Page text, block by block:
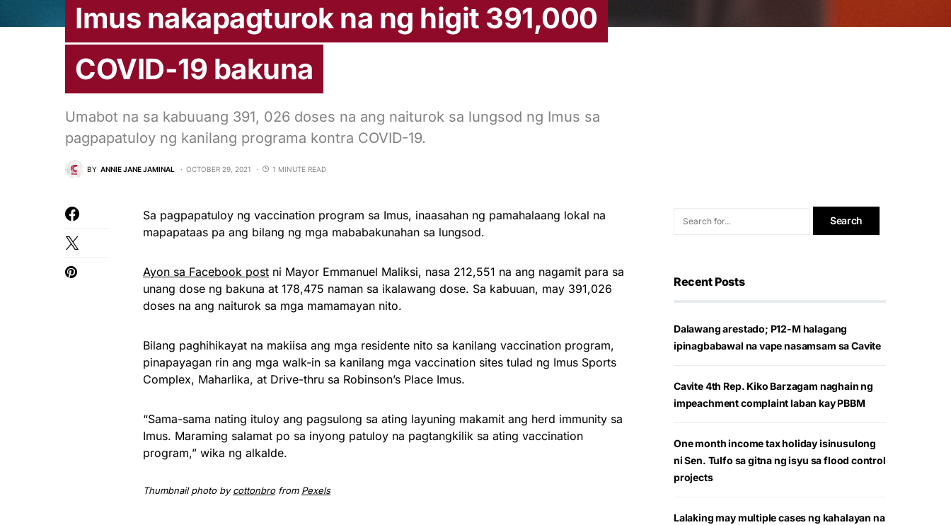
Imus nakapagturok na ng higit 391,000
COVID-19 bakuna
Umabot na sa kabuuang 391, 026 doses na ang naiturok sa lungsod ng Imus sa
pagpapatuloy ng kanilang programa kontra COVID-19.
BY ANNIE JANE JAMINAL OCTOBER 29, 2021 1 MINUTE READ
Sa pagpapatuloy ng vaccination program sa Imus, inaasahan ng pamahalaang lokal na
mapapataas pa ang bilang ng mga mababakunahan sa lungsod.
Ayon sa Facebook post ni Mayor Emmanuel Maliksi, nasa 212,551 na ang nagamit para sa
unang dose ng bakuna at 178,475 naman sa ikalawang dose. Sa kabuuan, may 391,026
doses na ang naiturok sa mga mamamayan nito.
Bilang paghihikayat na makiisa ang mga residente nito sa kanilang vaccination program,
pinapayagan rin ang mga walk-in sa kanilang mga vaccination sites tulad ng Imus Sports
Complex, Maharlika, at Drive-thru sa Robinson’s Place Imus.
“Sama-sama nating ituloy ang pagsulong sa ating layuning makamit ang herd immunity sa
Imus. Maraming salamat po sa inyong patuloy na pagtangkilik sa ating vaccination
program,” wika ng alkalde.
Thumbnail photo bycottonbrofrom Pexels
Recent Posts
Dalawang arestado; P12-M halagang
ipinagbabawal na vape nasamsam sa Cavite
Cavite 4th Rep. Kiko Barzagam naghain ng
impeachment complaint laban kay PBBM
One month income tax holiday isinusulong
ni Sen. Tulfo sa gitna ng isyu sa flood control
projects
Lalaking may multiple cases ng kahalayan na